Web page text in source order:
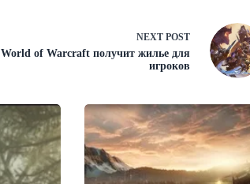
NEXT POST
World of Warcraft получит жилье для
игроков